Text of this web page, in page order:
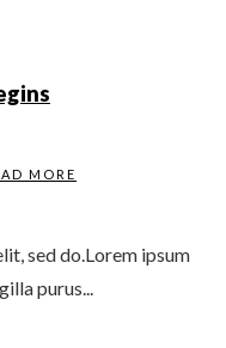
MORE
sed do.Lorem ipsum
purus...